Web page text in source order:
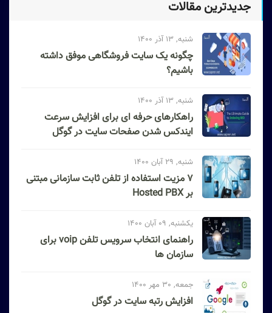
جدیدترین مقالات
شنبه, 13 آذر 1400
چگونه یک سایت فروشگاهی موفق داشته
باشیم؟
شنبه, 13 آذر 1400
راهکارهای حرفه ای برای افزایش سرعت
ایندکس شدن صفحات سایت در گوگل
شنبه, 29 آبان 1400
۷ مزیت استفاده از تلفن ثابت سازمانی مبتنی
بر Hosted PBX
یکشنبه, 09 آبان 1400
راهنمای انتخاب سرویس تلفن voip برای
سازمان ها
جمعه, 30 مهر 1400
افزایش رتبه سایت در گوگل